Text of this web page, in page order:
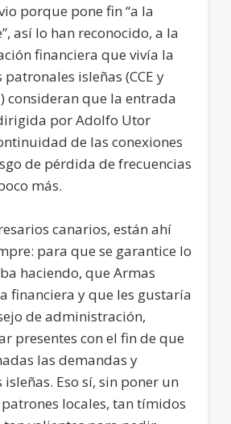
porque pone fin “a la
así lo han reconocido, a la
financiera que vivía la
isleñas (CCE y
consideran que la entrada
por Adolfo Utor
de las conexiones
de pérdida de frecuencias
más.
canarios, están ahí
para que se garantice lo
haciendo, que Armas
financiera y que les gustaría
de administración,
presentes con el fin de que
las demandas y
Eso sí, sin poner un
locales, tan tímidos